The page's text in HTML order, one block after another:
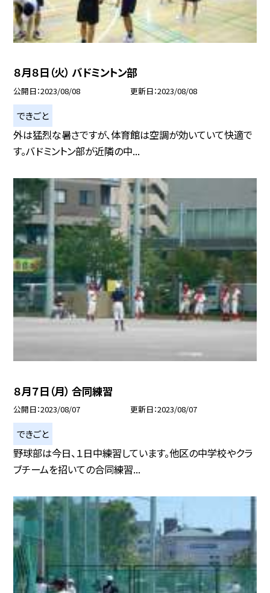
８月８日（火） バドミントン部
公開日 2023/08/08 更新日 2023/08/08
できごと
外は猛烈な暑さですが、体育館は空調が効いていて快適で
す。バドミントン部が近隣の中...
８月７日（月） 合同練習
公開日 2023/08/07 更新日 2023/08/07
できごと
野球部は今日、１日中練習しています。他区の中学校やクラ
ブチームを招いての合同練習...